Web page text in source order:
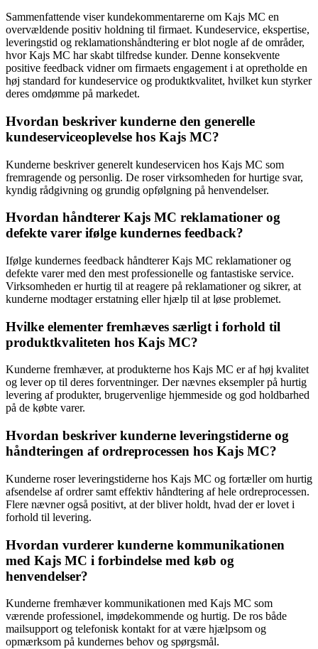
Sammenfattende viser kundekommentarerne om Kajs MC en
overvældende positiv holdning til firmaet. Kundeservice, ekspertise,
leveringstid og reklamationshåndtering er blot nogle af de områder,
hvor Kajs MC har skabt tilfredse kunder. Denne konsekvente
positive feedback vidner om firmaets engagement i at opretholde en
høj standard for kundeservice og produktkvalitet, hvilket kun styrker
deres omdømme på markedet.
Hvordan beskriver kunderne den generelle
kundeserviceoplevelse hos Kajs MC?
Kunderne beskriver generelt kundeservicen hos Kajs MC som
fremragende og personlig. De roser virksomheden for hurtige svar,
kyndig rådgivning og grundig opfølgning på henvendelser.
Hvordan håndterer Kajs MC reklamationer og
defekte varer ifølge kundernes feedback?
Ifølge kundernes feedback håndterer Kajs MC reklamationer og
defekte varer med den mest professionelle og fantastiske service.
Virksomheden er hurtig til at reagere på reklamationer og sikrer, at
kunderne modtager erstatning eller hjælp til at løse problemet.
Hvilke elementer fremhæves særligt i forhold til
produktkvaliteten hos Kajs MC?
Kunderne fremhæver, at produkterne hos Kajs MC er af høj kvalitet
og lever op til deres forventninger. Der nævnes eksempler på hurtig
levering af produkter, brugervenlige hjemmeside og god holdbarhed
på de købte varer.
Hvordan beskriver kunderne leveringstiderne og
håndteringen af ordreprocessen hos Kajs MC?
Kunderne roser leveringstiderne hos Kajs MC og fortæller om hurtig
afsendelse af ordrer samt effektiv håndtering af hele ordreprocessen.
Flere nævner også positivt, at der bliver holdt, hvad der er lovet i
forhold til levering.
Hvordan vurderer kunderne kommunikationen
med Kajs MC i forbindelse med køb og
henvendelser?
Kunderne fremhæver kommunikationen med Kajs MC som
værende professionel, imødekommende og hurtig. De ros både
mailsupport og telefonisk kontakt for at være hjælpsom og
opmærksom på kundernes behov og spørgsmål.